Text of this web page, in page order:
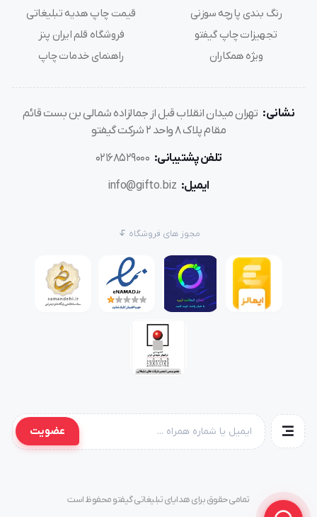
رنگ بندی پارچه سوزنی
تجهیزات چاپ گیفتو
ویژه همکاران
قیمت چاپ هدیه تبلیغاتی
فروشگاه قلم ایران پنز
راهنمای خدمات چاپ
نشانی: تهران میدان انقلاب قبل از جمالزاده شمالی بن بست قائم
مقام پلاک 8 واحد 2 شرکت گیفتو
تلفن پشتیبانی: 02168529000
ایمیل: info@gifto.biz
مجوز های فروشگاه
عضویت
تمامی حقوق برای هدایای تبلیغاتی گیفتو محفوظ است